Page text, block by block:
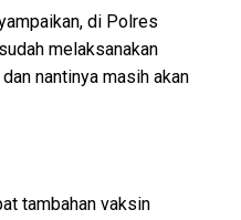
di Polres
melaksanakan
nantinya masih akan
tambahan vaksin